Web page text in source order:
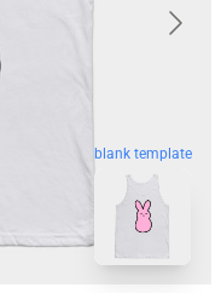
blank template